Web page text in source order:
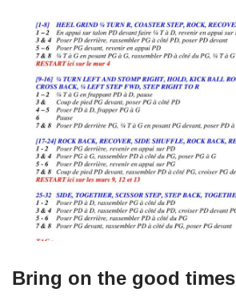
Bring on the good times